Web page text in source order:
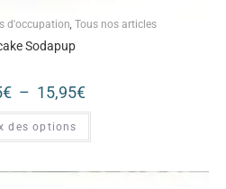
d'occupation, Tous nos articles
Sodapup
€ – 15,95€
des options